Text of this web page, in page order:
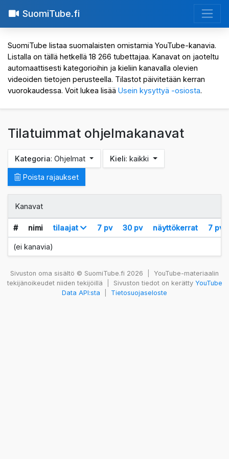
SuomiTube.fi
SuomiTube listaa suomalaisten omistamia YouTube-kanavia.
Listalla on tällä hetkellä 18 266 tubettajaa. Kanavat on jaoteltu
automaattisesti kategorioihin ja kieliin kanavalla olevien
videoiden tietojen perusteella. Tilastot päivitetään kerran
vuorokaudessa. Voit lukea lisää Usein kysyttyä -osiosta.
Tilatuimmat ohjelmakanavat
Kategoria: Ohjelmat Kieli: kaikki
Poista rajaukset
Kanavat
# nimi tilaajat 7 pv 30 pv näyttökerrat 7 pv
(ei kanavia)
Sivuston oma sisältö © SuomiTube.fi 2026
YouTube-materiaalin
tekijänoikeudet niiden tekijöillä
Sivuston tiedot on kerätty YouTube
Data API:sta
Tietosuojaseloste